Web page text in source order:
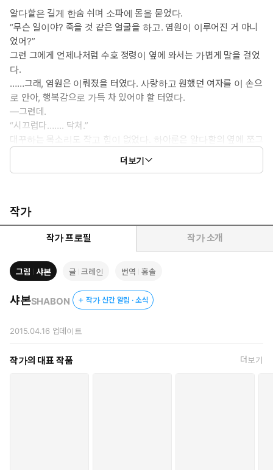
알다할은 길게 한숨 쉬며 소파에 몸을 묻었다.
“무슨 일이야? 죽을 것 같은 얼굴을 하고. 염원이 이루어진 거 아니
었어?”
그런 그에게 언제나처럼 수호 정령이 옆에 와서는 가볍게 말을 걸었
다.
……그래, 염원은 이뤄졌을 터였다. 사랑하고 원했던 여자를 이 손으
로 안아, 행복감으로 가득 차 있어야 할 터였다.
—그런데.
“시끄럽다……. 닥쳐.”
대꾸하는 목소리도 작고 힘이 없었다. 하아룬은 알다할의 옆에 쪼그
리고 앉아 얼굴을 훔쳐보았다. 그녀에게 심각한 오해를 사 버렸다.
대체, 무엇이 잘못된 걸까. 알다할은 머리를 싸쥐었다.
쓱했다.
“그건 무리지.”
수호 정령은 쌀쌀맞게 말했다. 알다할은 더욱 우울해졌다.
“뭐지, 그건?”
“마유의 고향에서 남자가 상대도 하지 않는 여성을 경멸하며 부르는
말이라지?”
“지독한 말이군. 실례에도 정도가 있지. 마유에게 사용될 만한 단어
“그래도 그녀는 자신을 그렇게 생각하고 있어. 가치가 없는 사람이
알다할은 입술을 깨물었다. 어째서 그녀는 누구보다 자신의 가치
더보기
작가
작가 프로필 작가 소개
그림 샤본 글 크레인 번역 홍솔
샤본SHABON 작가 신간 알림 · 소식
2015.04.16 업데이트
작가의 대표 작품 더보기